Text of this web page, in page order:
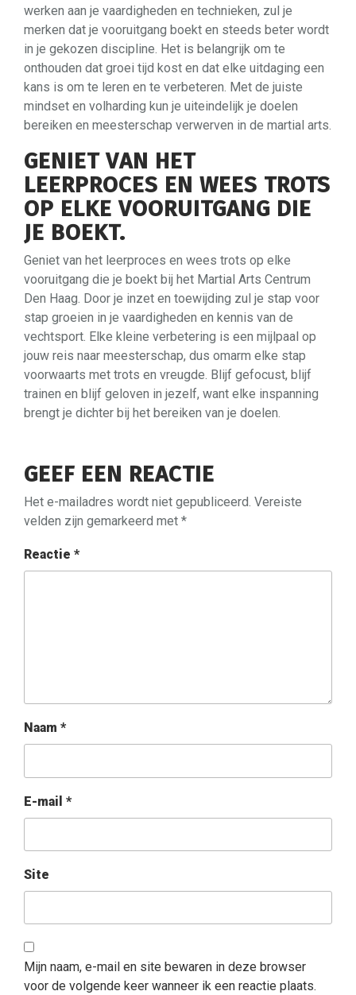
werken aan je vaardigheden en technieken, zul je
merken dat je vooruitgang boekt en steeds beter wordt
in je gekozen discipline. Het is belangrijk om te
onthouden dat groei tijd kost en dat elke uitdaging een
kans is om te leren en te verbeteren. Met de juiste
mindset en volharding kun je uiteindelijk je doelen
bereiken en meesterschap verwerven in de martial arts.
GENIET VAN HET
LEERPROCES EN WEES TROTS
OP ELKE VOORUITGANG DIE
JE BOEKT.
Geniet van het leerproces en wees trots op elke
vooruitgang die je boekt bij het Martial Arts Centrum
Den Haag. Door je inzet en toewijding zul je stap voor
stap groeien in je vaardigheden en kennis van de
vechtsport. Elke kleine verbetering is een mijlpaal op
jouw reis naar meesterschap, dus omarm elke stap
voorwaarts met trots en vreugde. Blijf gefocust, blijf
trainen en blijf geloven in jezelf, want elke inspanning
brengt je dichter bij het bereiken van je doelen.
GEEF EEN REACTIE
Het e-mailadres wordt niet gepubliceerd. Vereiste
velden zijn gemarkeerd met *
Reactie *
Naam *
E-mail *
Site
Mijn naam, e-mail en site bewaren in deze browser
voor de volgende keer wanneer ik een reactie plaats.